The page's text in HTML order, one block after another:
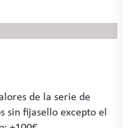
de la serie de
sin fijasello excepto el